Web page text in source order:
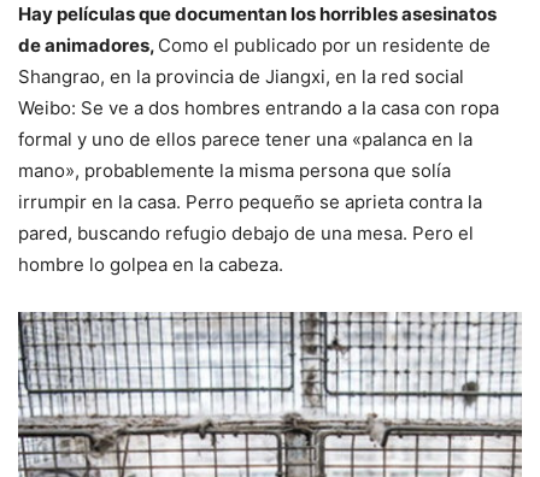
Hay películas que documentan los horribles asesinatos
de animadores, Como el publicado por un residente de
Shangrao, en la provincia de Jiangxi, en la red social
Weibo: Se ve a dos hombres entrando a la casa con ropa
formal y uno de ellos parece tener una «palanca en la
mano», probablemente la misma persona que solía
irrumpir en la casa. Perro pequeño se aprieta contra la
pared, buscando refugio debajo de una mesa. Pero el
hombre lo golpea en la cabeza.